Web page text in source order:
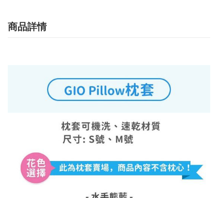
商品詳情